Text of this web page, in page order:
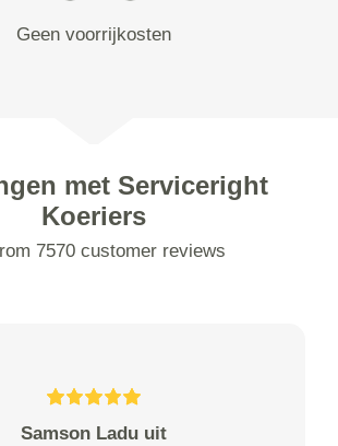
Geen voorrijkosten
met Serviceright
Koeriers
7570 customer reviews
Samson Ladu uit